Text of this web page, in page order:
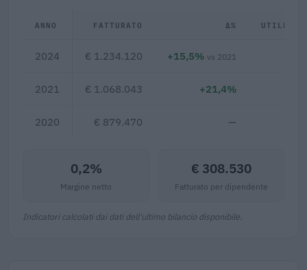
ANNO FATTURATO Δ% UTILE/
2024 € 1.234.120 +15,5% vs 2021
2021 € 1.068.043 +21,4%
2020 € 879.470 —
0,2%
Margine netto
€ 308.530
Fatturato per dipendente
Indicatori calcolati dai dati dell'ultimo bilancio disponibile.